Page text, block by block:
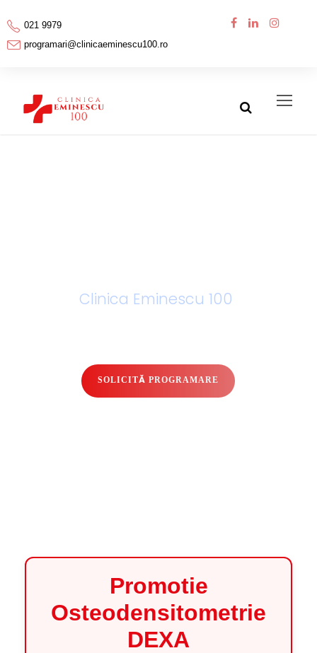
021 9979
programari@clinicaeminescu100.ro
SOLICITĂ PROGRAMARE
Promotie
Osteodensitometrie
DEXA